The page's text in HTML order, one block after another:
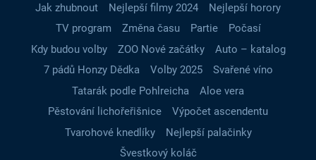
Jak zhubnout Nejlepší filmy 2024
Nejlepší horory
TV program
Změna času Partie
Počasí
Kdy budou volby
ZOO Nové začátky
Auto – katalog
7 pádů Honzy Dědka
Volby 2025
Svařené víno
Tatarák podle Pohlreicha
Aloe vera
Pěstování lichořeřišnice
Výpočet ascendentu
Tvarohové knedlíky
Nejlepší palačinky
Švestkový koláč